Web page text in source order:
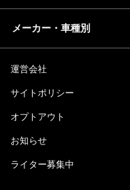
メーカー・車種別
運営会社
サイトポリシー
オプトアウト
お知らせ
ライター募集中